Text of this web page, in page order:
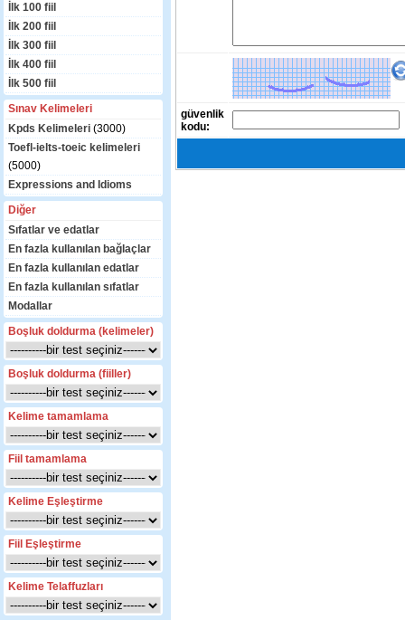
İlk 100 fiil
İlk 200 fiil
İlk 300 fiil
İlk 400 fiil
İlk 500 fiil
Sınav Kelimeleri
Kpds Kelimeleri (3000)
Toefl-ielts-toeic kelimeleri
(5000)
Expressions and Idioms
Diğer
Sıfatlar ve edatlar
En fazla kullanılan bağlaçlar
En fazla kullanılan edatlar
En fazla kullanılan sıfatlar
Modallar
Boşluk doldurma (kelimeler)
Boşluk doldurma (fiiller)
Kelime tamamlama
Fiil tamamlama
Kelime Eşleştirme
Fiil Eşleştirme
Kelime Telaffuzları
güvenlik
kodu: